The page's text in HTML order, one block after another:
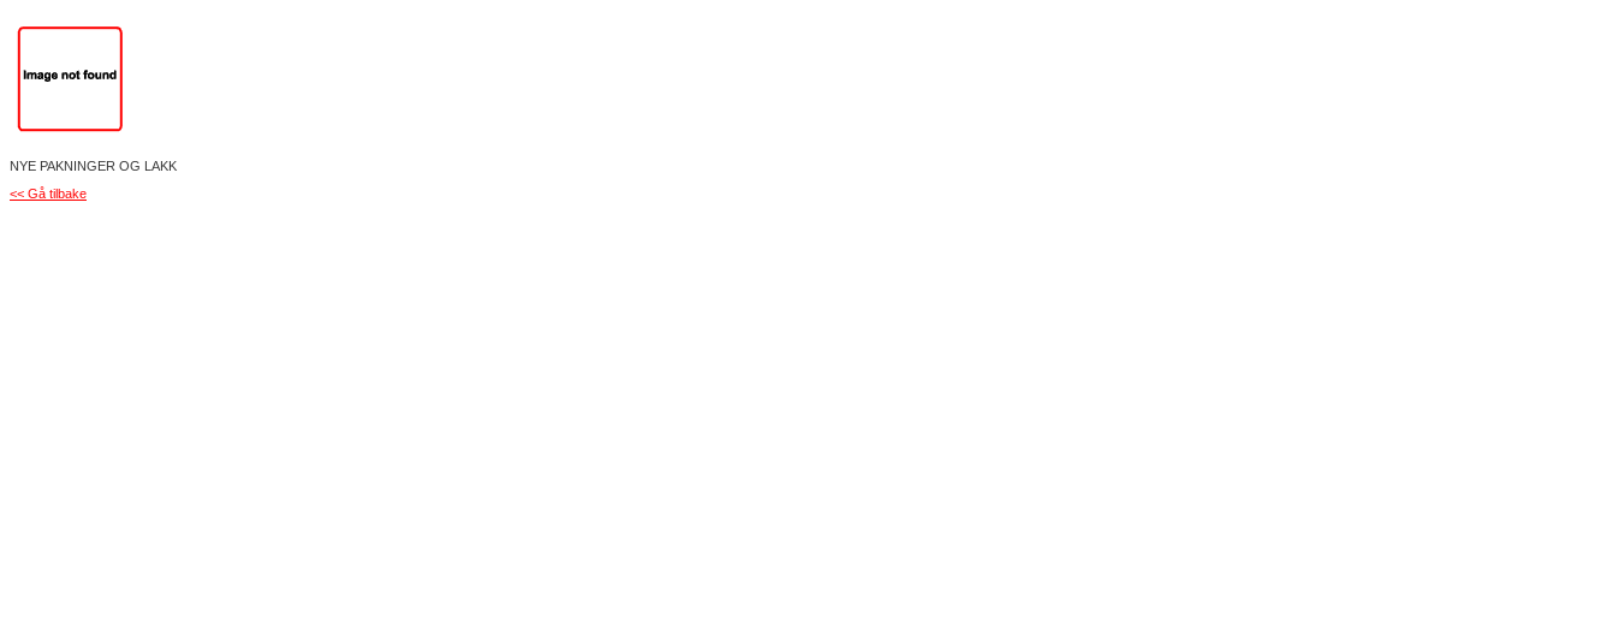
NYE PAKNINGER OG LAKK
<< Gå tilbake